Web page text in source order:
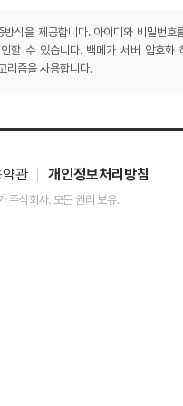
식을 제공합니다. 아이디와 비밀번호
할 수 있습니다. 백메가 서버 암호화
리즘을 사용합니다.
약관 개인정보처리방침
식회사. 모든 권리 보유.